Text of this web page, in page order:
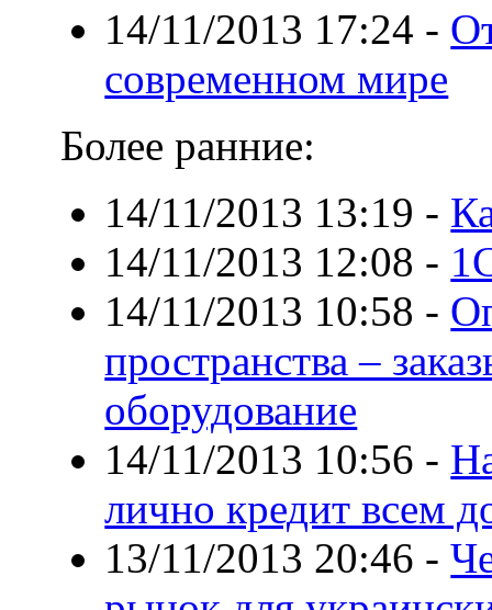
14/11/2013 17:24 -
современном мире
Более ранние:
14/11/2013 13:19 -
14/11/2013 12:08 -
14/11/2013 10:58 -
пространства –
оборудование
14/11/2013 10:56 -
лично кредит всем
13/11/2013 20:46 -